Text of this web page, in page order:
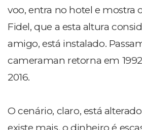
voo, entra no hotel e mostra
Fidel, que a esta altura
amigo, está instalado.
cameraman retorna em
2016.
O cenário, claro, está